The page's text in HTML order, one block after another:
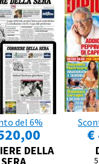
del 6%
DELLA
€